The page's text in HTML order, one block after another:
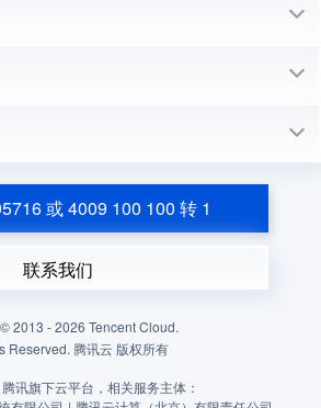
或 4009 100 100 转 1
联系我们
2013 -2026 Tencent Cloud.
Reserved. 腾讯云 版权所有
讯旗下云平台，相关服务主体：